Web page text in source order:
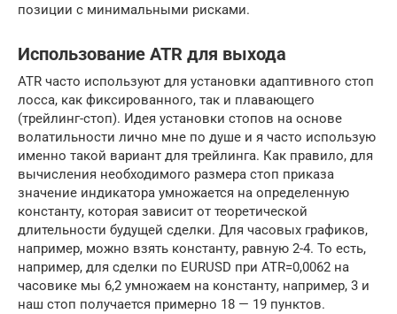
позиции с минимальными рисками.
Использование ATR для выхода
ATR часто используют для установки адаптивного стоп
лосса, как фиксированного, так и плавающего
(трейлинг-стоп). Идея установки стопов на основе
волатильности лично мне по душе и я часто использую
именно такой вариант для трейлинга. Как правило, для
вычисления необходимого размера стоп приказа
значение индикатора умножается на определенную
константу, которая зависит от теоретической
длительности будущей сделки. Для часовых графиков,
например, можно взять константу, равную 2-4. То есть,
например, для сделки по EURUSD при ATR=0,0062 на
часовике мы 6,2 умножаем на константу, например, 3 и
наш стоп получается примерно 18 — 19 пунктов.